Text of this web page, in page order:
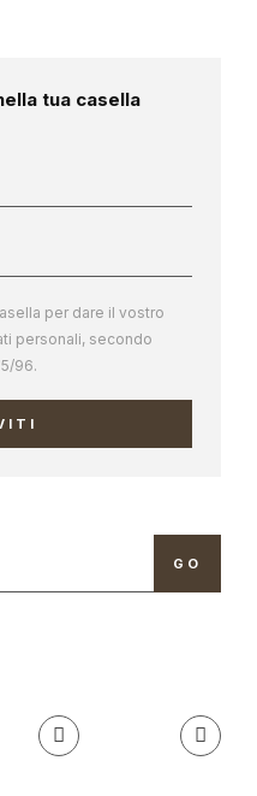
tua casella
per dare il vostro
personali, secondo
96.
GO